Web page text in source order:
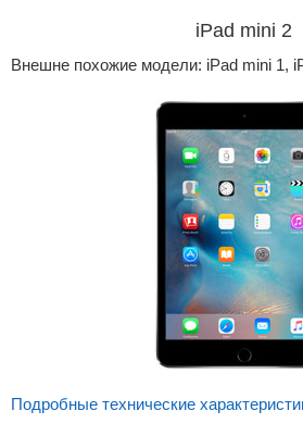
iPad mini 2
Внешне похожие модели: iPad mini 1,
Подробные технические